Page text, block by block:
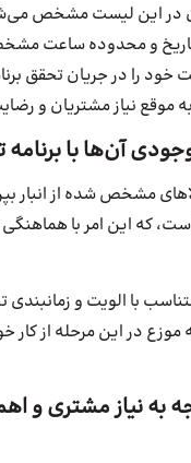
در این لیست مشخص
و محدوده ساعت
را در جریان تحقق
نیاز مشتریان و
مشخص شده از انبار
که این امر با هماهنگی
با الویت و زمانبندی
در این مرحله از کار
به نیاز مشتری و